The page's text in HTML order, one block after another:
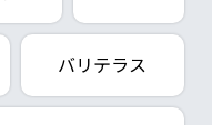
バリテラス